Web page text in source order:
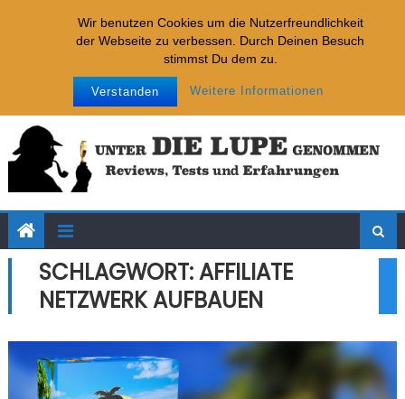
Wir benutzen Cookies um die Nutzerfreundlichkeit
der Webseite zu verbessen. Durch Deinen Besuch
stimmst Du dem zu.
Verstanden Weitere Informationen
Neueste Tests:
Lizenz zum Geld verdienen
Das Strandbusiness 2.0
SplitMagic
SociTraffic
Samstag, September 10, 2022 Datenschutz
SCHLAGWORT:AFFILIATE
NETZWERK AUFBAUEN